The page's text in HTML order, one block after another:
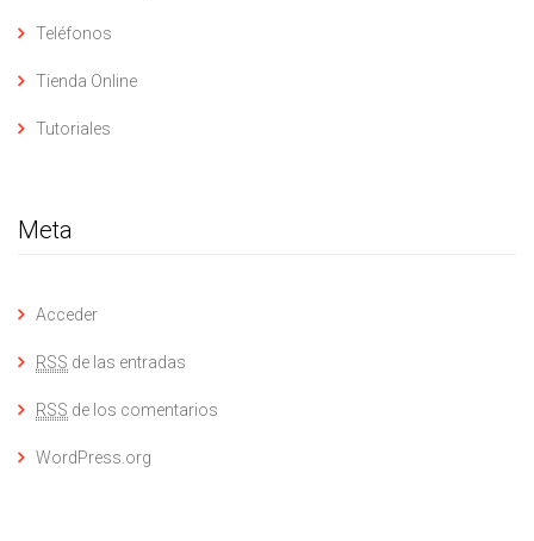
Teléfonos
Tienda Online
Tutoriales
Meta
Acceder
RSS de las entradas
RSS de los comentarios
WordPress.org